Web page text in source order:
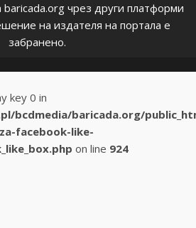
baricada.org чрез други платформи
на издателя на портала е
забранено.
key 0 in
bcdmedia/baricada.org/
facebook-like-
on line 924